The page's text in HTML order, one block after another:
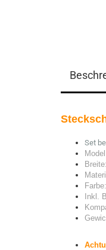
Set
Inkl.